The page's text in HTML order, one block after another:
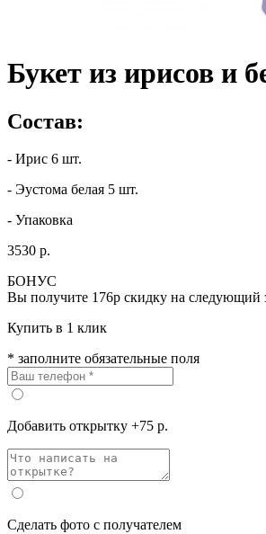
Букет из ирисов и
Состав:
- Ирис 6 шт.
- Эустома белая 5 шт.
- Упаковка
3530 р.
БОНУС
Вы получите 176р скидку на следующий
Купить в 1 клик
* заполните обязательные поля
Добавить открытку +75 р.
Сделать фото с получателем